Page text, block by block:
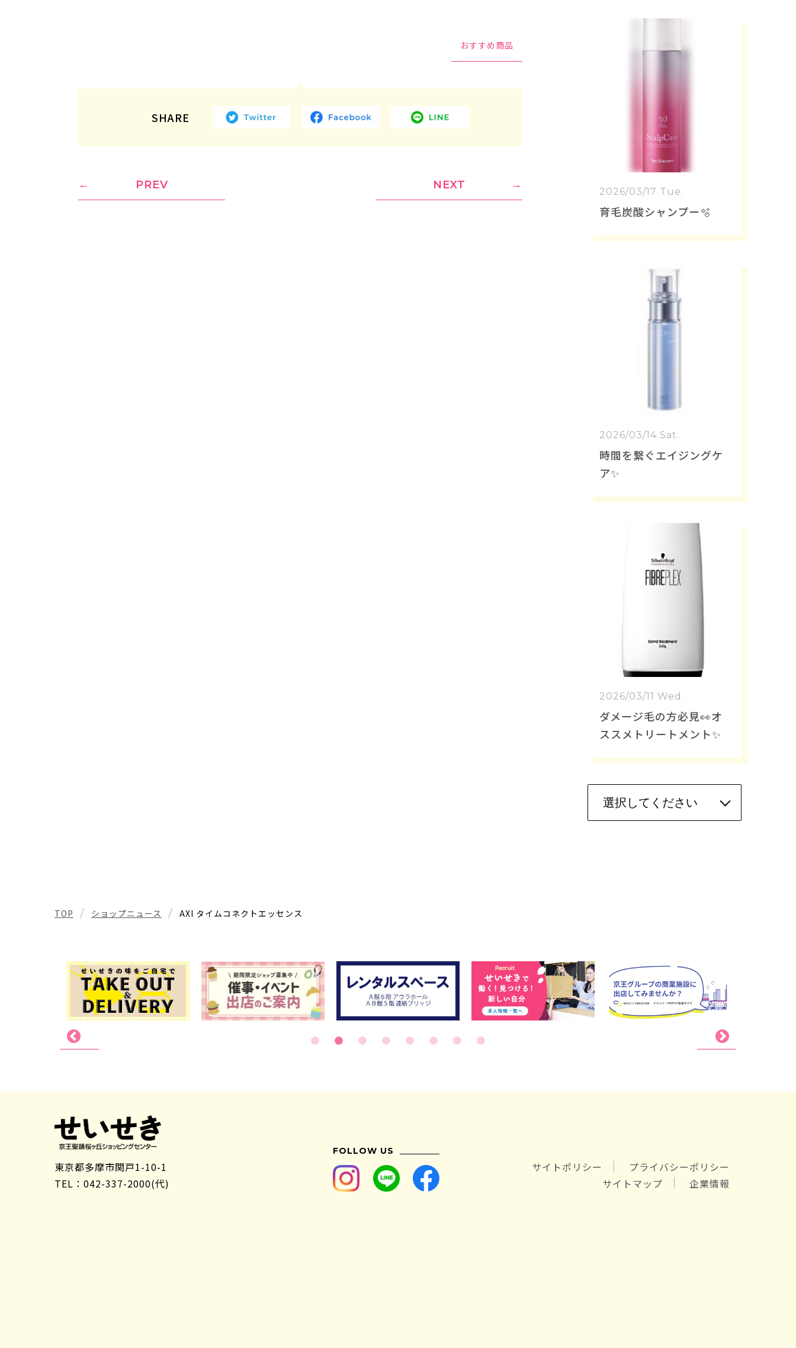
おすすめ商品
SHARE
PREV NEXT
2026/03/17 Tue.
育毛炭酸シャンプー🫧
2026/03/14 Sat.
時間を繋ぐエイジングケ
ア✨
2026/03/11 Wed.
ダメージ毛の方必見👀オ
ススメトリートメント✨
TOP ショップニュース AXI タイムコネクトエッセンス
東京都多摩市関戸1-10-1
TEL：042-337-2000(代)
FOLLOW US
サイトポリシー
プライバシーポリシー
サイトマップ
企業情報